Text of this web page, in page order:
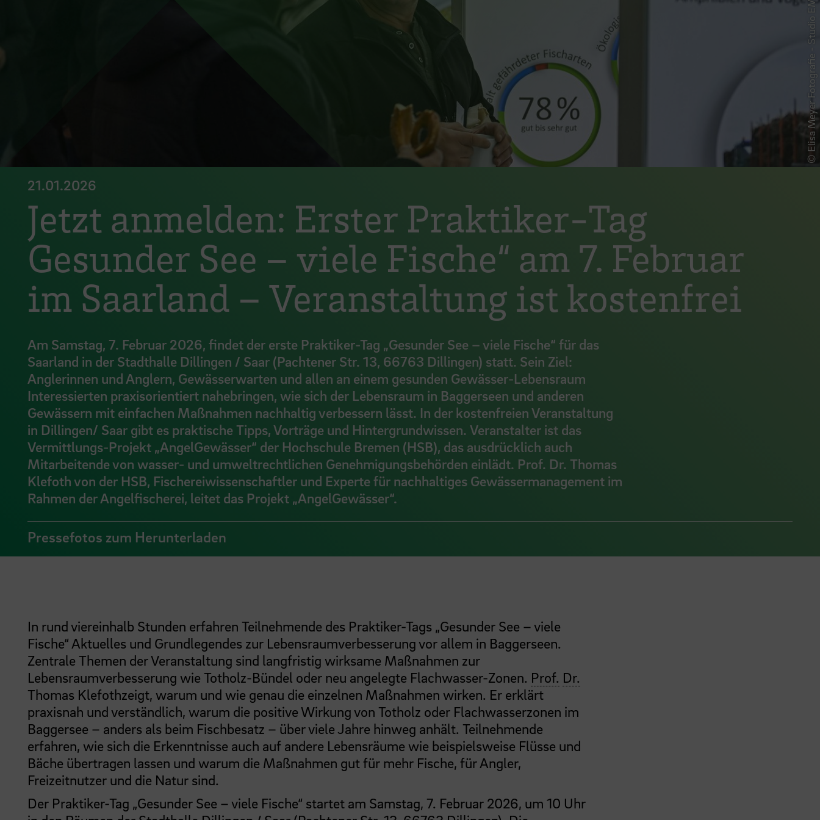
© Elisa Meyer Fotografie - Studio EM
21.01.2026
Jetzt anmelden: Erster Praktiker-Tag
Gesunder See – viele Fische“ am 7. Februar
im Saarland – Veranstaltung ist kostenfrei
Am Samstag, 7. Februar 2026, findet der erste Praktiker-Tag „Gesunder See – viele Fische“ für das
Saarland in der Stadthalle Dillingen / Saar (Pachtener Str. 13, 66763 Dillingen) statt. Sein Ziel:
Anglerinnen und Anglern, Gewässerwarten und allen an einem gesunden Gewässer-Lebensraum
Interessierten praxisorientiert nahebringen, wie sich der Lebensraum in Baggerseen und anderen
Gewässern mit einfachen Maßnahmen nachhaltig verbessern lässt. In der kostenfreien Veranstaltung
in Dillingen/ Saar gibt es praktische Tipps, Vorträge und Hintergrundwissen. Veranstalter ist das
Vermittlungs-Projekt „AngelGewässer“ der Hochschule Bremen (HSB), das ausdrücklich auch
Mitarbeitende von wasser- und umweltrechtlichen Genehmigungsbehörden einlädt. Prof. Dr. Thomas
Klefoth von der HSB, Fischereiwissenschaftler und Experte für nachhaltiges Gewässermanagement im
Rahmen der Angelfischerei, leitet das Projekt „AngelGewässer“.
Pressefotos zum Herunterladen
In rund viereinhalb Stunden erfahren Teilnehmende des Praktiker-Tags „Gesunder See – viele
Fische“ Aktuelles und Grundlegendes zur Lebensraumverbesserung vor allem in Baggerseen.
Zentrale Themen der Veranstaltung sind langfristig wirksame Maßnahmen zur
Lebensraumverbesserung wie Totholz-Bündel oder neu angelegte Flachwasser-Zonen. Prof. Dr.
Thomas Klefothzeigt, warum und wie genau die einzelnen Maßnahmen wirken. Er erklärt
praxisnah und verständlich, warum die positive Wirkung von Totholz oder Flachwasserzonen im
Baggersee – anders als beim Fischbesatz – über viele Jahre hinweg anhält. Teilnehmende
erfahren, wie sich die Erkenntnisse auch auf andere Lebensräume wie beispielsweise Flüsse und
Bäche übertragen lassen und warum die Maßnahmen gut für mehr Fische, für Angler,
Freizeitnutzer und die Natur sind.
Der Praktiker-Tag „Gesunder See – viele Fische“ startet am Samstag, 7. Februar 2026, um 10 Uhr